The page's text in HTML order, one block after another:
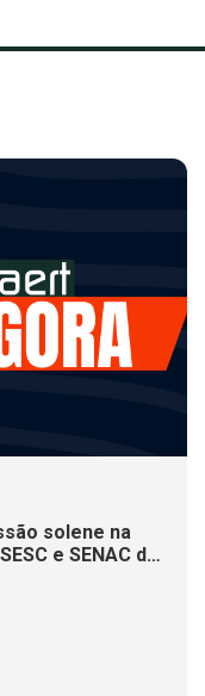
solene na
e SENAC de